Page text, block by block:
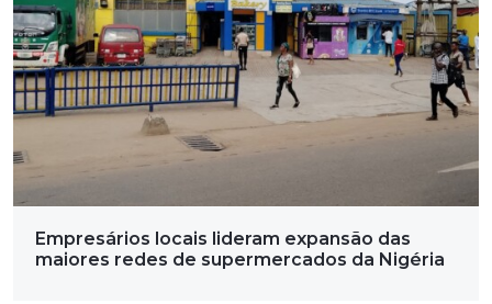
Empresários locais lideram expansão das
maiores redes de supermercados da Nigéria